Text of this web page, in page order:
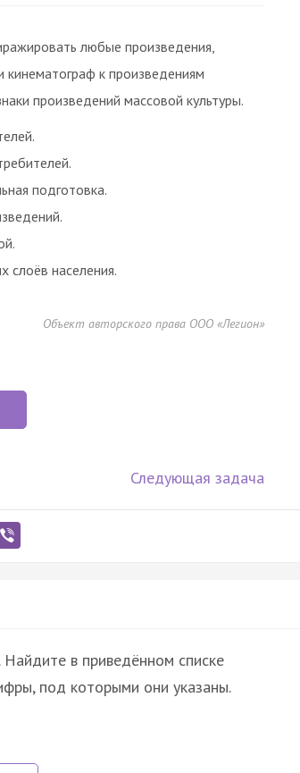
любые произведения,
кинематограф к произведениям
произведений массовой культуры.
подготовка.
слоёв населения.
Объект авторского права ООО «Легион»
Следующая задача
в приведённом списке
под которыми они указаны.